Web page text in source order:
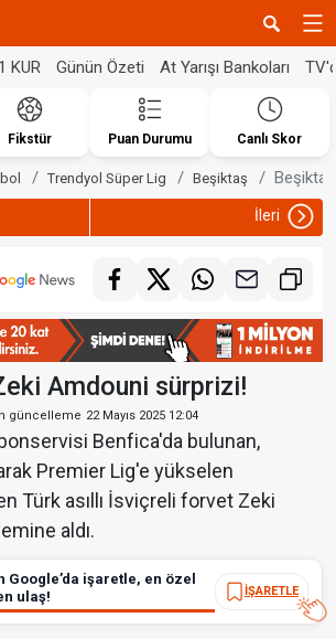
KUR Günün Özeti At Yarışı Bankoları
Fikstür Puan Durumu Canlı Skor
Trendyol Süper Lig Beşiktaş
İleri
Amdouni sürprizi!
güncelleme 22 Mayıs 2025 12:04
Benfica'da bulunan,
Premier Lig'e yükselen
Türk asıllı İsviçreli forvet Zeki
aldı.
Google’da işaretle, en özel
ulaş!
İŞARETLE